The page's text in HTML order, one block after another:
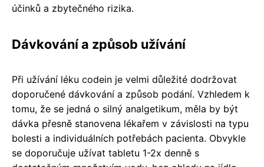
účinků a zbytečného rizika.
Dávkování a způsob užívání
Při užívání léku codein je velmi důležité dodržovat
doporučené dávkování a způsob podání. Vzhledem k
tomu, že se jedná o silný analgetikum, měla by být
dávka přesně stanovena lékařem v závislosti na typu
bolesti a individuálních potřebách pacienta. Obvykle
se doporučuje užívat tabletu 1-2x denně s